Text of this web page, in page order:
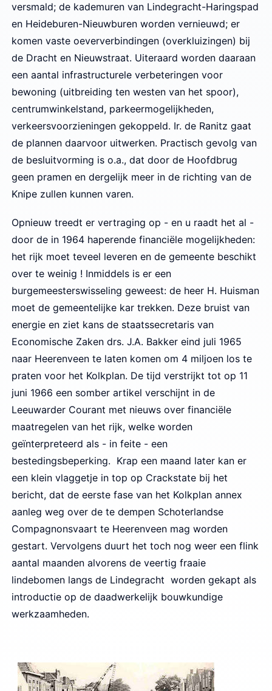
versmald; de kademuren van Lindegracht-Haringspad
en Heideburen-Nieuwburen worden vernieuwd; er
komen vaste oeververbindingen (overkluizingen) bij
de Dracht en Nieuwstraat. Uiteraard worden daaraan
een aantal infrastructurele verbeteringen voor
bewoning (uitbreiding ten westen van het spoor),
centrumwinkelstand, parkeermogelijkheden,
verkeersvoorzieningen gekoppeld. Ir. de Ranitz gaat
de plannen daarvoor uitwerken. Practisch gevolg van
de besluitvorming is o.a., dat door de Hoofdbrug
geen pramen en dergelijk meer in de richting van de
Knipe zullen kunnen varen.
Opnieuw treedt er vertraging op - en u raadt het al -
door de in 1964 haperende financiële mogelijkheden:
het rijk moet teveel leveren en de gemeente beschikt
over te weinig ! Inmiddels is er een
burgemeesterswisseling geweest: de heer H. Huisman
moet de gemeentelijke kar trekken. Deze bruist van
energie en ziet kans de staatssecretaris van
Economische Zaken drs. J.A. Bakker eind juli 1965
naar Heerenveen te laten komen om 4 miljoen los te
praten voor het Kolkplan. De tijd verstrijkt tot op 11
juni 1966 een somber artikel verschijnt in de
Leeuwarder Courant met nieuws over financiële
maatregelen van het rijk, welke worden
geïnterpreteerd als - in feite - een
bestedingsbeperking. Krap een maand later kan er
een klein vlaggetje in top op Crackstate bij het
bericht, dat de eerste fase van het Kolkplan annex
aanleg weg over de te dempen Schoterlandse
Compagnonsvaart te Heerenveen mag worden
gestart. Vervolgens duurt het toch nog weer een flink
aantal maanden alvorens de veertig fraaie
lindebomen langs de Lindegracht worden gekapt als
introductie op de daadwerkelijk bouwkundige
werkzaamheden.